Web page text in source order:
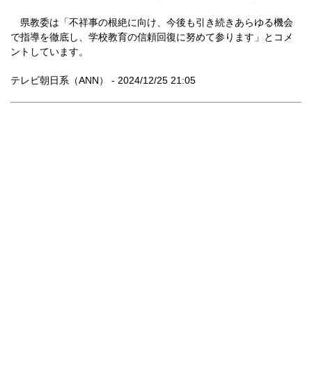
県教委は「不祥事の根絶に向け、今後も引き続きあらゆる機会
で指導を徹底し、学校教育の信頼回復に努めて参ります」とコメ
ントしています。
テレビ朝日系（ANN） - 2024/12/25 21:05